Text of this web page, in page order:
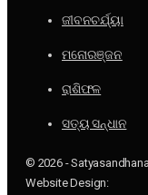
ଜୀବନଚର୍ଯ୍ୟା
ମନୋରଞ୍ଜନ
ରାଶିଫଳ
ସତ୍ୟ ସନ୍ଧାନ
© 2026 -
Website Design: